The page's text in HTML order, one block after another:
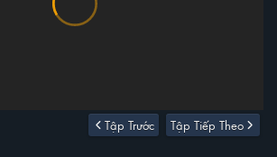
Tập Trước Tập Tiếp Theo